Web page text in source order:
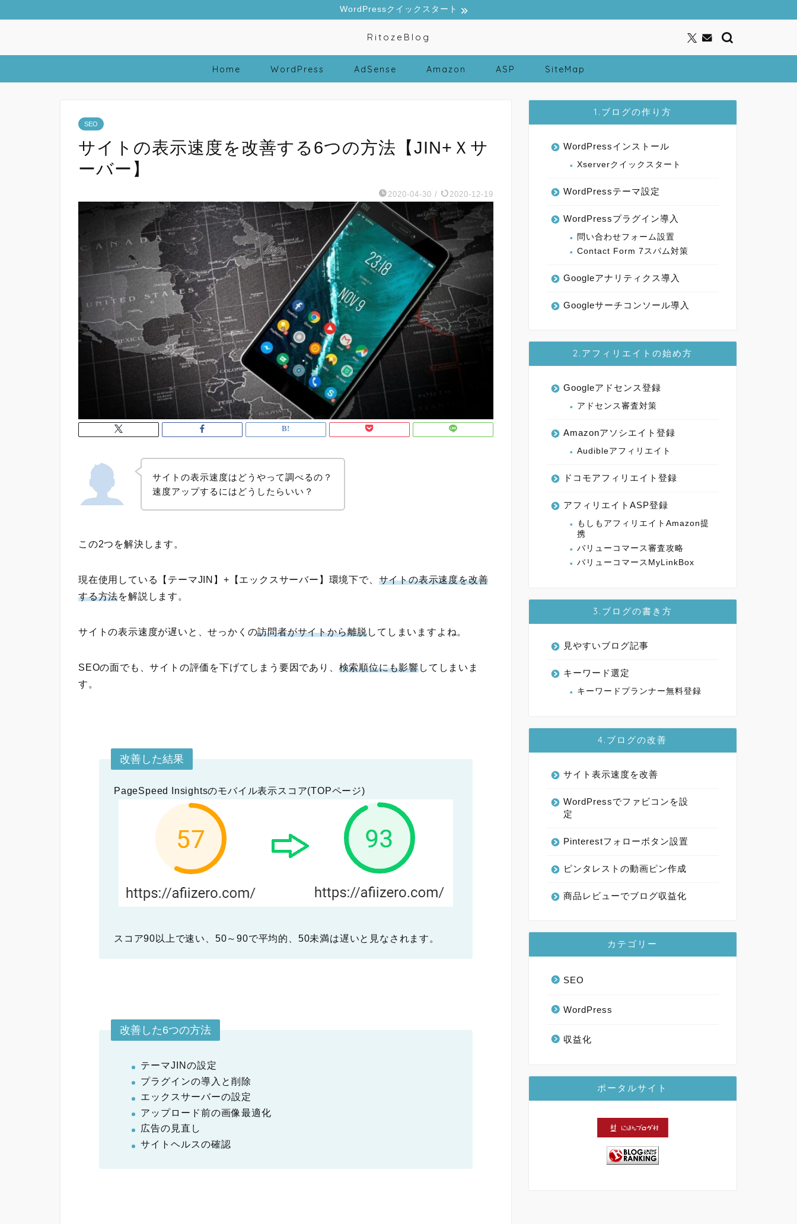
WordPressクイックスタート
RitozeBlog
Home WordPress AdSense Amazon ASP SiteMap
SEO
サイトの表示速度を改善する6つの方法【JIN+Ｘサ
ーバー】
2020-04-30 / 2020-12-19
サイトの表示速度はどうやって調べるの？
速度アップするにはどうしたらいい？
この2つを解決します。
現在使用している【テーマJIN】+【エックスサーバー】環境下で、 サイトの表示速度を改善
する方法を解説します。
サイトの表示速度が遅いと、せっかくの訪問者がサイトから離脱してしまいますよね。
SEOの面でも、サイトの評価を下げてしまう要因であり、 検索順位にも影響してしまいま
す。
改善した結果
PageSpeed Insightsのモバイル表示スコア(TOPページ)
スコア90以上で速い、50～90で平均的、50未満は遅いと見なされます。
改善した6つの方法
テーマJINの設定
プラグインの導入と削除
エックスサーバーの設定
アップロード前の画像最適化
広告の見直し
サイトヘルスの確認
1.ブログの作り方
WordPressインストール
Xserverクイックスタート
WordPressテーマ設定
WordPressプラグイン導入
問い合わせフォーム設置
Contact Form 7スパム対策
Googleアナリティクス導入
Googleサーチコンソール導入
2.アフィリエイトの始め方
Googleアドセンス登録
アドセンス審査対策
Amazonアソシエイト登録
Audibleアフィリエイト
ドコモアフィリエイト登録
アフィリエイトASP登録
もしもアフィリエイトAmazon提
携
バリューコマース審査攻略
バリューコマースMyLinkBox
3.ブログの書き方
見やすいブログ記事
キーワード選定
キーワードプランナー無料登録
4.ブログの改善
サイト表示速度を改善
WordPressでファビコンを設
定
Pinterestフォローボタン設置
ピンタレストの動画ピン作成
商品レビューでブログ収益化
カテゴリー
SEO
WordPress
収益化
ポータルサイト